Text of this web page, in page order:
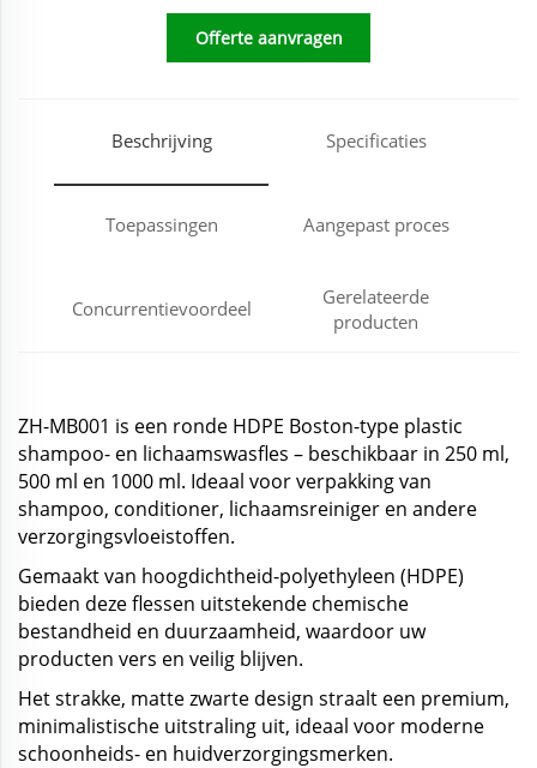
Offerte aanvragen
Beschrijving Specificaties
Toepassingen Aangepast proces
Concurrentievoordeel
Gerelateerde
producten
ZH-MB001 is een ronde HDPE Boston-type plastic
shampoo- en lichaamswasfles – beschikbaar in 250 ml,
500 ml en 1000 ml. Ideaal voor verpakking van
shampoo, conditioner, lichaamsreiniger en andere
verzorgingsvloeistoffen.
Gemaakt van hoogdichtheid-polyethyleen (HDPE)
bieden deze flessen uitstekende chemische
bestandheid en duurzaamheid, waardoor uw
producten vers en veilig blijven.
Het strakke, matte zwarte design straalt een premium,
minimalistische uitstraling uit, ideaal voor moderne
schoonheids- en huidverzorgingsmerken.